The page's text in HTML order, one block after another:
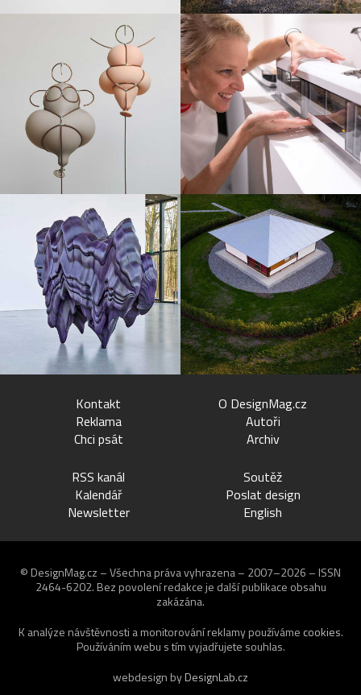
Kontakt
Reklama
Chci psát
O DesignMag.cz
Autoři
Archiv
RSS kanál
Kalendář
Newsletter
Soutěž
Poslat design
English
© DesignMag.cz – Všechna práva vyhrazena – 2007–2026 – ISSN
2464-6202. Bez povolení redakce je další publikace obsahu
zakázána.
K analýze návštěvnosti a monitorování reklamy používáme cookies.
Používáním webu s tím vyjadřujete souhlas.
webdesign byDesignLab.cz